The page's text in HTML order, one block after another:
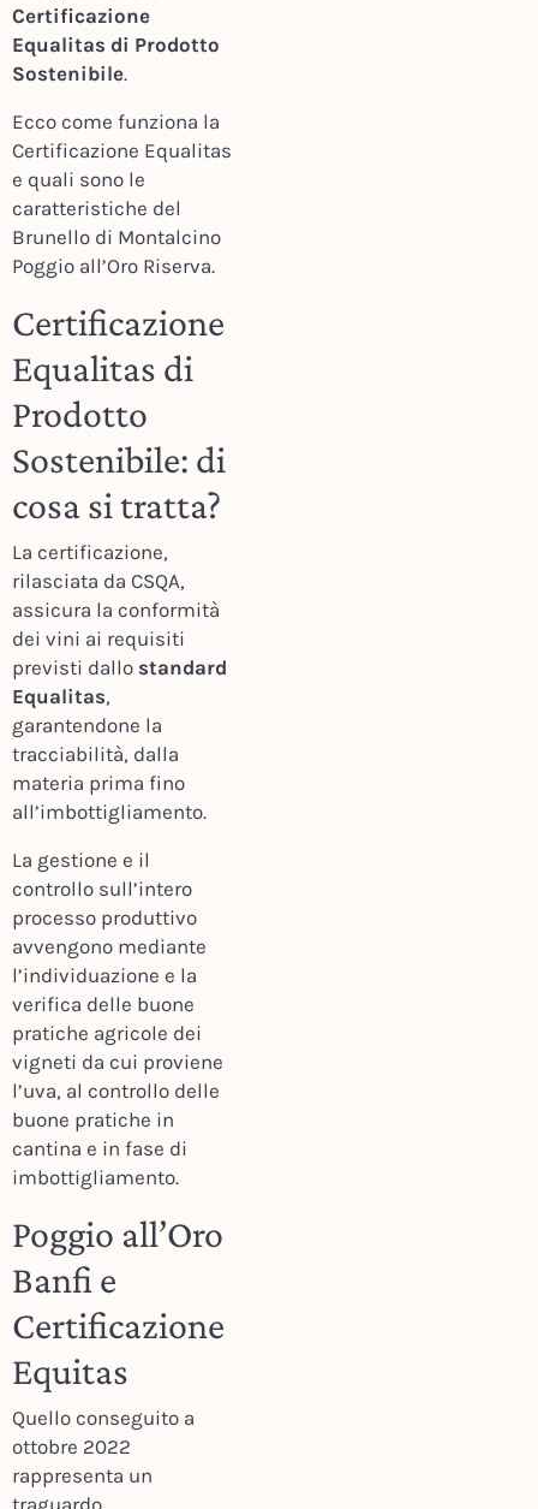
Certificazione
Equalitas di Prodotto
Sostenibile.
Ecco come funziona la
Certificazione Equalitas
e quali sono le
caratteristiche del
Brunello di Montalcino
Poggio all’Oro Riserva.
Certificazione
Equalitas di
Prodotto
Sostenibile: di
cosa si tratta?
La certificazione,
rilasciata da CSQA,
assicura la conformità
dei vini ai requisiti
previsti dallo standard
Equalitas,
garantendone la
tracciabilità, dalla
materia prima fino
all’imbottigliamento.
La gestione e il
controllo sull’intero
processo produttivo
avvengono mediante
l’individuazione e la
verifica delle buone
pratiche agricole dei
vigneti da cui proviene
l’uva, al controllo delle
buone pratiche in
cantina e in fase di
imbottigliamento.
Poggio all’Oro
Banfi e
Certificazione
Equitas
Quello conseguito a
ottobre 2022
rappresenta un
traguardo